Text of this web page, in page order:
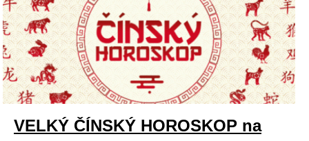
VELKÝ ČÍNSKÝ HOROSKOP na